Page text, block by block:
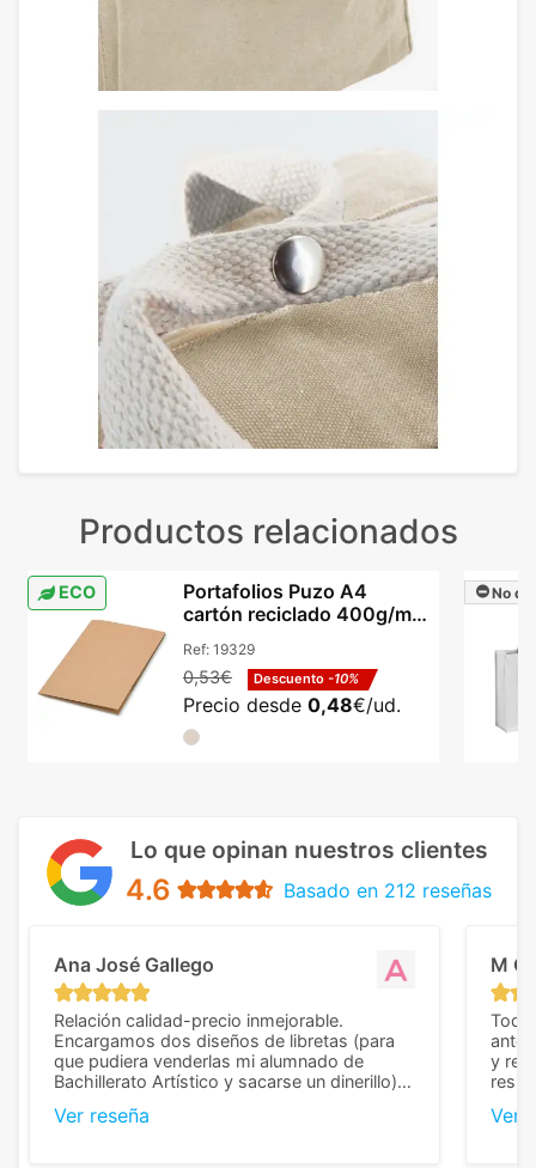
Productos relacionados
ECO
Portafolios Puzo A4
cartón reciclado 400g/m²
Ref: 19329
0,53€ Descuento -10%
Precio desde 0,48€/ud.
No
Lo que opinan nuestros clientes
4.6 Basado en 212 reseñas
Ana José Gallego
Relación calidad-precio inmejorable.
Encargamos dos diseños de libretas (para
que pudiera venderlas mi alumnado de
Bachillerato Artístico y sacarse un dinerillo) y
diferencia, con libretas de muy buena calidad
Ver reseña
M C
Todo
y
Ver